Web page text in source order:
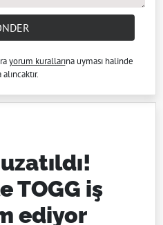
yorum kurallarına uyması halinde
alıncaktır.
TOGG iş
ediyor